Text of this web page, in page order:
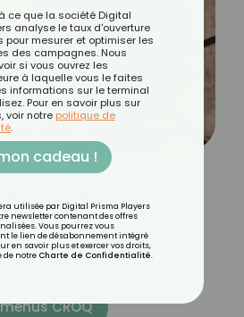
choisir ses
CROQ
ce que la société Digital
analyse le taux d'ouverture
pour mesurer et optimiser les
des campagnes. Nous
si vous ouvrez les
à laquelle vous le faites
informations sur le terminal
Pour en savoir plus sur
voir notre politique de
.
cadeau !
utilisée par Digital Prisma Players
newsletter contenant des offres
Vous pourrez vous
le lien de désabonnement intégré
en savoir plus et exercer vos droits,
de notre Charte de Confidentialité.